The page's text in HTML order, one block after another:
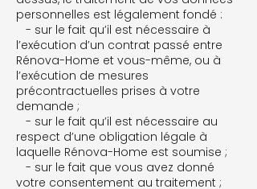
personnelles est légalement fondé :
- sur le fait qu’il est nécessaire à
l’exécution d’un contrat passé entre
Rénova-Home et vous-même, ou à
l’exécution de mesures
précontractuelles prises à votre
demande ;
- sur le fait qu’il est nécessaire au
respect d’une obligation légale à
laquelle Rénova-Home est soumise ;
- sur le fait que vous avez donné
votre consentement au traitement ;